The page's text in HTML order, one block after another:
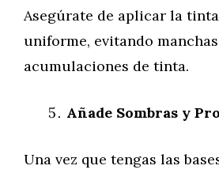
Asegúrate de aplicar la
uniforme, evitando
acumulaciones de tinta.
Añade Sombras y
Una vez que tengas las